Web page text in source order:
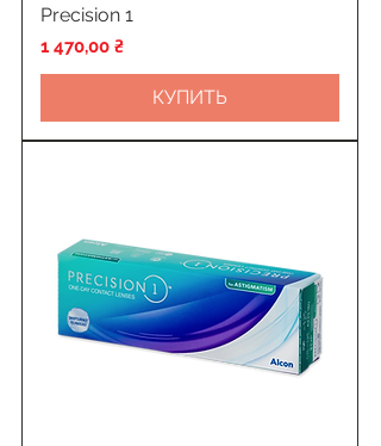
Precision 1
Цена
1 470,00 ₴
КУПИТЬ